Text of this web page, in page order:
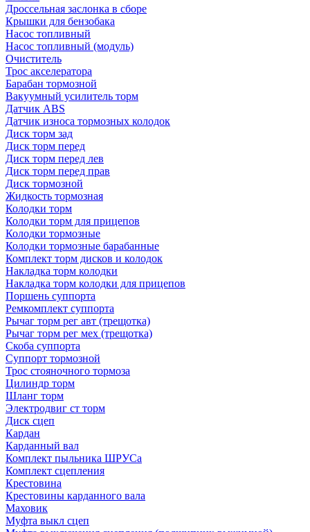
Дроссельная заслонка в сборе
Крышки для бензобака
Насос топливный
Насос топливный (модуль)
Очиститель
Трос акселератора
Барабан тормозной
Вакуумный усилитель торм
Датчик ABS
Датчик износа тормозных колодок
Диск торм зад
Диск торм перед
Диск торм перед лев
Диск торм перед прав
Диск тормозной
Жидкость тормозная
Колодки торм
Колодки торм для прицепов
Колодки тормозные
Колодки тормозные барабанные
Комплект торм дисков и колодок
Накладка торм колодки
Накладка торм колодки для прицепов
Поршень суппорта
Ремкомплект суппорта
Рычаг торм рег авт (трещотка)
Рычаг торм рег мех (трещотка)
Скоба суппорта
Суппорт тормозной
Трос стояночного тормоза
Цилиндр торм
Шланг торм
Электродвиг ст торм
Диск сцеп
Кардан
Карданный вал
Комплект пыльника ШРУСа
Комплект сцепления
Крестовина
Крестовины карданного вала
Маховик
Муфта выкл сцеп